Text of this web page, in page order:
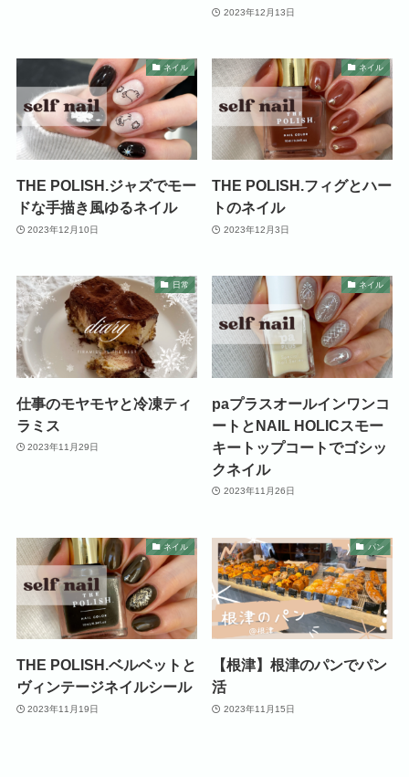
2023年12月13日
ネイル
THE POLISH.ジャズでモー
ドな手描き風ゆるネイル
2023年12月10日
ネイル
THE POLISH.フィグとハー
トのネイル
2023年12月3日
日常
仕事のモヤモヤと冷凍ティ
ラミス
2023年11月29日
ネイル
paプラスオールインワンコ
ートとNAIL HOLICスモー
キートップコートでゴシッ
クネイル
2023年11月26日
ネイル
THE POLISH.ベルベットと
ヴィンテージネイルシール
2023年11月19日
パン
【根津】根津のパンでパン
活
2023年11月15日